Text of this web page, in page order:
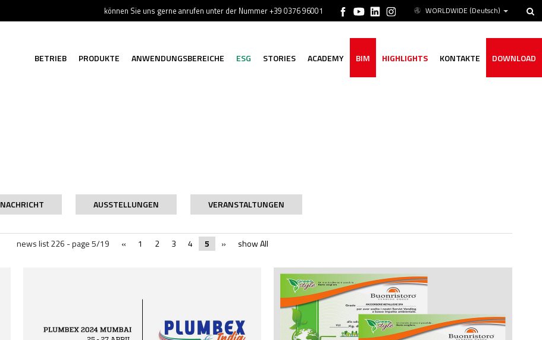
WORLDWIDE (Deutsch)
können Sie uns gerne anrufen unter der Nummer +39 0376 96001
BETRIEB PRODUKTE ANWENDUNGSBEREICHE ESG STORIES ACADEMY BIM HIGHLIGHTS KONTAKTE DOWNLOAD
NACHRICHT AUSSTELLUNGEN VERANSTALTUNGEN
news list 226 - page 5/19 « 1 2 3 4 5 » show All